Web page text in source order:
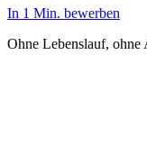
In 1 Min. bewerben
Ohne Lebenslauf, ohne